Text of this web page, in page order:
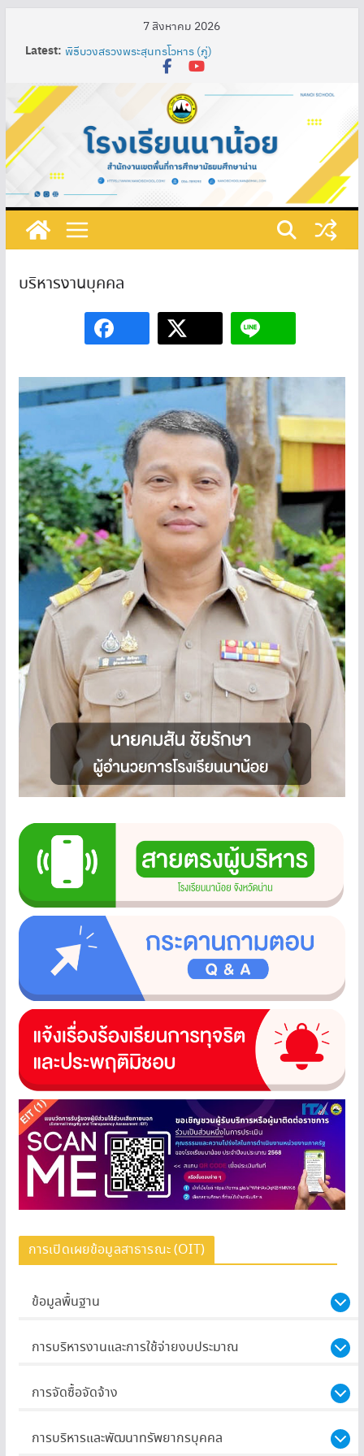
7 สิงหาคม 2026
Latest: พิธีบวงสรวงพระสุนทรโวหาร (ภู่)
Nan Impression Art Lab” ห้องเรียนศิลป์สร้างสรรค์ : น่าน
ในมุมมองอิมเพรสชั่นนิสต์ ผ่านกระบวนการจัดการเรียนรู้
เทคนิค SAND Model เพื่อพัฒนาความรู้ความเข้าใจในศิลปะ
ท้องถิ่น ผสมผสานกับศิลปะสากลของนักเรียนชั้น
มัธยมศึกษาปีที่ 3
การพัฒนาสื่อการเรียนรู้ปฏิสัมพันธ์ เรื่อง วงจรไฟฟ้าอย่าง
ง่าย โดยใช้โปรแกรม ClassPoint ร่วมกับห้องเรียนออนไลน์
และชุดอุปกรณ์ต่อวงจรไฟฟ้า รายวิชาการออกแบบและ
เทคโนโลยี ชั้นมัธยมศึกษาปีที่ 1 โรงเรียนนาน้อย
กิจกรรมวันภาษาไทยแห่งชาติและสัปดาห์ห้องสมุด ประจำปี
การศึกษา ๒๕๖๘
ที่ 219/2568 เรื่อง แต่งตั้งคณะกรรมการดําเนินงานเตรียม
ของสถานศึกษาออนไลน์ (Integrity & Transparency
Assessment Online : ITA Online) ประจําปีงบประมาณ
พ.ศ. 2568
บริหารงานบุคคล
การเปิดเผยข้อมูลสาธารณะ (OIT)
ข้อมูลพื้นฐาน
การบริหารงานและการใช้จ่ายงบประมาณ
การจัดซื้อจัดจ้าง
การบริหารและพัฒนาทรัพยากรบุคคล